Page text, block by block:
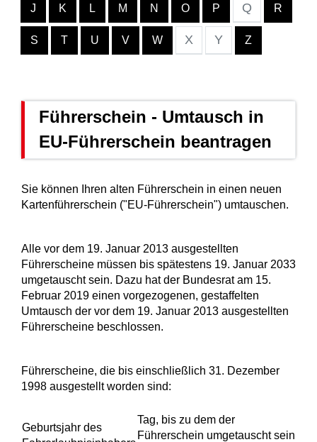
J K L M N O P Q R
S T U V W X Y Z
Führerschein - Umtausch in
EU-Führerschein beantragen
Sie können Ihren alten Führerschein in einen neuen
Kartenführerschein ("EU-Führerschein") umtauschen.
Alle vor dem 19. Januar 2013 ausgestellten
Führerscheine müssen bis spätestens 19. Januar 2033
umgetauscht sein. Dazu hat der Bundesrat am 15.
Februar 2019 einen vorgezogenen, gestaffelten
Umtausch der vor dem 19. Januar 2013 ausgestellten
Führerscheine beschlossen.
Führerscheine, die bis einschließlich 31. Dezember
1998 ausgestellt worden sind:
Geburtsjahr des
Tag, bis zu dem der
Führerschein umgetauscht sein